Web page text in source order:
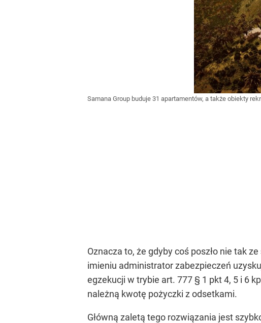
Samana Group buduje 31 apartamentów, a także obiekty
Oznacza to, że gdyby coś poszło nie tak
imieniu administrator zabezpieczeń
egzekucji w trybie art. 777 § 1 pkt 4, 5 i 6
należną kwotę pożyczki z odsetkami.
Główną zaletą tego rozwiązania jest